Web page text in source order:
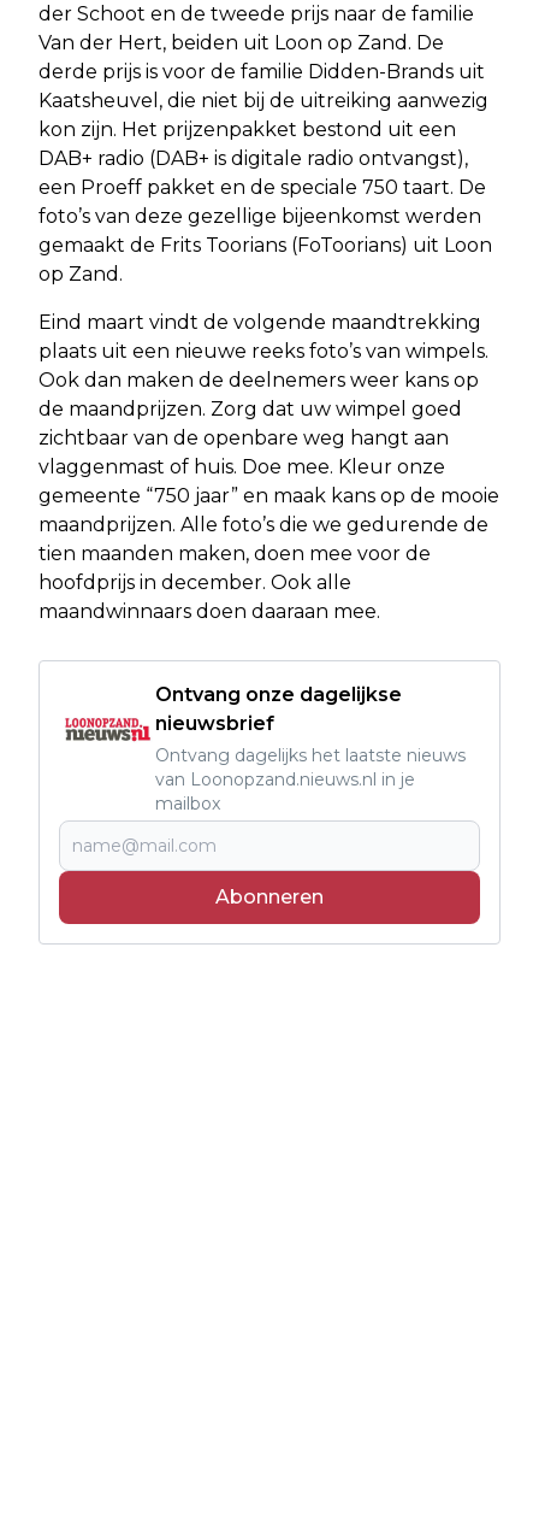
der Schoot en de tweede prijs naar de familie
Van der Hert, beiden uit Loon op Zand. De
derde prijs is voor de familie Didden-Brands uit
Kaatsheuvel, die niet bij de uitreiking aanwezig
kon zijn. Het prijzenpakket bestond uit een
DAB+ radio (DAB+ is digitale radio ontvangst),
een Proeff pakket en de speciale 750 taart. De
foto’s van deze gezellige bijeenkomst werden
gemaakt de Frits Toorians (FoToorians) uit Loon
op Zand.
Eind maart vindt de volgende maandtrekking
plaats uit een nieuwe reeks foto’s van wimpels.
Ook dan maken de deelnemers weer kans op
de maandprijzen. Zorg dat uw wimpel goed
zichtbaar van de openbare weg hangt aan
vlaggenmast of huis. Doe mee. Kleur onze
gemeente “750 jaar” en maak kans op de mooie
maandprijzen. Alle foto’s die we gedurende de
tien maanden maken, doen mee voor de
hoofdprijs in december. Ook alle
maandwinnaars doen daaraan mee.
Ontvang onze dagelijkse
nieuwsbrief
Ontvang dagelijks het laatste nieuws
van Loonopzand.nieuws.nl in je
mailbox
Abonneren